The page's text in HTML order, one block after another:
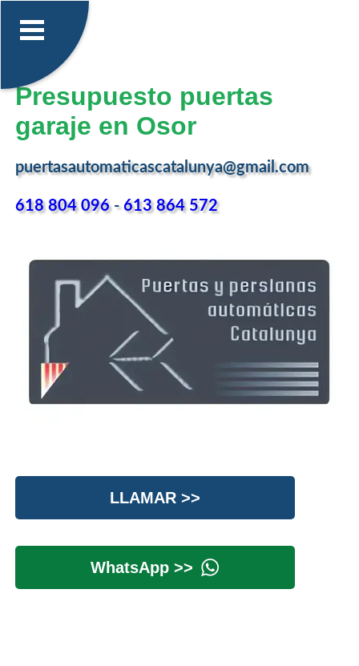
Presupuesto puertas
garaje en Osor
puertasautomaticascatalunya@gmail.com
618 804 096-613 864 572
LLAMAR >>
WhatsApp >>